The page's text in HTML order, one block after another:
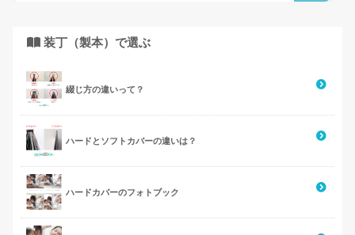
装丁（製本）で選ぶ
綴じ方の違いって？
ハードとソフトカバーの違いは？
ハードカバーのフォトブック